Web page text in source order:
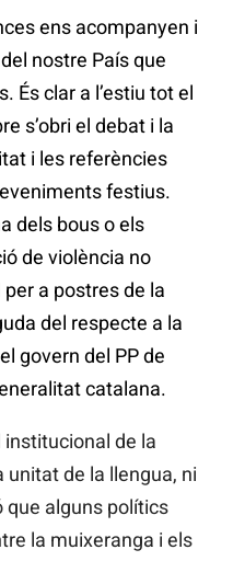
ens acompanyen i
nostre País que
És clar a l’estiu tot el
s’obri el debat i la
i les referències
festius.
dels bous o els
de violència no
a postres de la
del respecte a la
govern del PP de
catalana.
de la
unitat de la llengua, ni
que alguns polítics
la muixeranga i els